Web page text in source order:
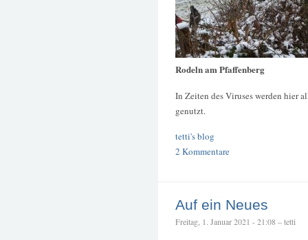
Rodeln am Pfaffenberg
In Zeiten des Viruses werden hier
genutzt.
tetti's blog
2 Kommentare
Auf ein Neues
Freitag, 1. Januar 2021 - 21:08 – tetti